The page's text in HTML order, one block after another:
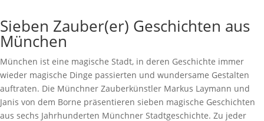
Sieben Zauber(er) Geschichten aus
München
München ist eine magische Stadt, in deren Geschichte immer
wieder magische Dinge passierten und wundersame Gestalten
auftraten. Die Münchner Zauberkünstler Markus Laymann und
Janis von dem Borne präsentieren sieben magische Geschichten
aus sechs Jahrhunderten Münchner Stadtgeschichte. Zu jeder